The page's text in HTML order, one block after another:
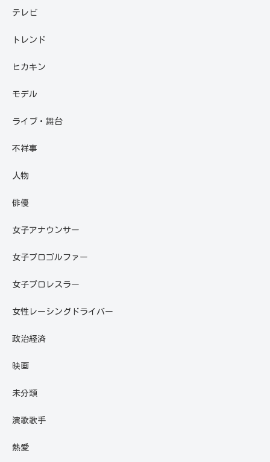
テレビ
トレンド
ヒカキン
モデル
ライブ・舞台
不祥事
人物
俳優
女子アナウンサー
女子プロゴルファー
女子プロレスラー
女性レーシングドライバー
政治経済
映画
未分類
演歌歌手
熱愛